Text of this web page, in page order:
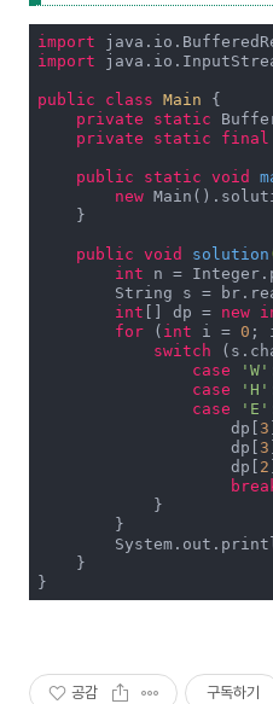
import
import
public class Main
{
private
static
private
static final
public static void
new
    }
public void solution
int n =
String s =
int [] dp = new
for ( int i = 0 ;
switch
case
'W'
case
'H'
case
'E'
                    dp[
3
                    dp[
3
                    dp[
2
            }
        }
    }
}
공감 구독하기